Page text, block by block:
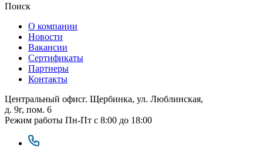
Поиск
О компании
Новости
Вакансии
Сертификаты
Партнеры
Контакты
Центральный офисг. Щербинка, ул. Люблинская,
д. 9г, пом. 6
Режим работы Пн-Пт с 8:00 до 18:00